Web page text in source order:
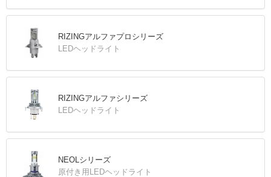
RIZINGアルファプロシリーズ
LEDヘッドライト
RIZINGアルファシリーズ
LEDヘッドライト
NEOLシリーズ
原付き用LEDヘッドライト